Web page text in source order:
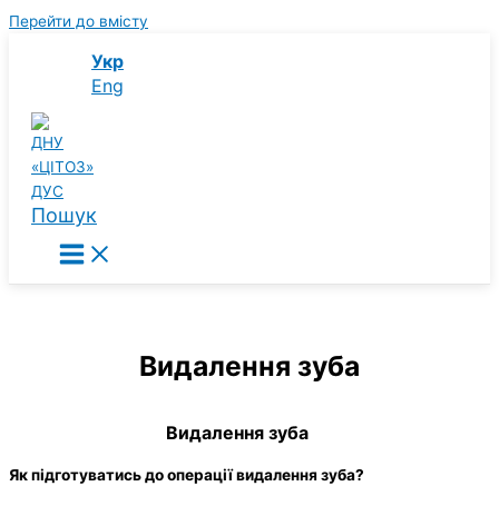
Перейти до вмісту
Укр
Eng
Пошук
Видалення зуба
Видалення зуба
Як підготуватись до операції видалення зуба?